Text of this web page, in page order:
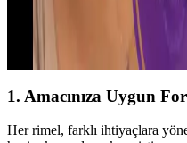
Günlük kullanımda doğal ve
seçimleri, uygulama teknikleri
1. Amacınıza Uygun
Her rimel, farklı ihtiyaçlara